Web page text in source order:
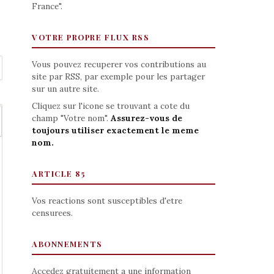
France".
VOTRE PROPRE FLUX RSS
Vous pouvez recuperer vos contributions au
site par RSS, par exemple pour les partager
sur un autre site.
Cliquez sur l'icone se trouvant a cote du
champ "Votre nom". Assurez-vous de
toujours utiliser exactement le meme
nom.
ARTICLE 85
Vos reactions sont susceptibles d'etre
censurees.
ABONNEMENTS
Accedez gratuitement a une information